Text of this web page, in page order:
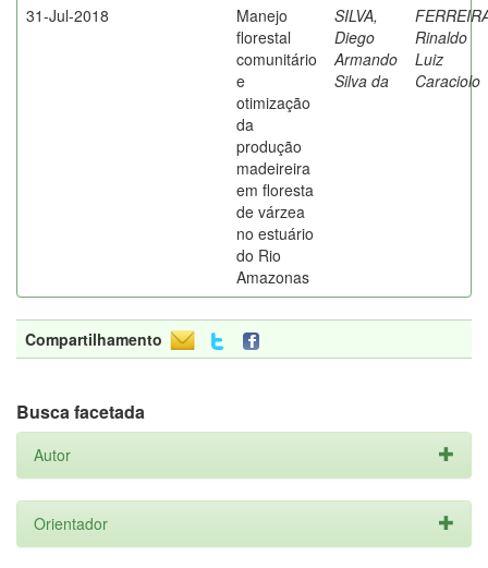
31-Jul-2018
Manejo
florestal
comunitário
e
otimização
da
produção
madeireira
em floresta
de várzea
no estuário
do Rio
Amazonas
SILVA,
Diego
Armando
Silva da
Rinaldo
Luiz
Caraciolo
Compartilhamento
Busca facetada
Autor
Orientador